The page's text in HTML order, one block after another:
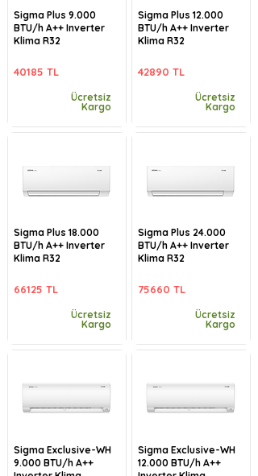
Sigma Plus 9.000
BTU/h A++ Inverter
Klima R32
40185 TL
Ücretsiz
Kargo
Sigma Plus 18.000
BTU/h A++ Inverter
Klima R32
66125 TL
Ücretsiz
Kargo
Sigma Exclusive-WH
9.000 BTU/h A++
Sigma Plus 12.000
BTU/h A++ Inverter
Klima R32
42890 TL
Ücretsiz
Kargo
Sigma Plus 24.000
BTU/h A++ Inverter
Klima R32
75660 TL
Ücretsiz
Kargo
Sigma Exclusive-WH
12.000 BTU/h A++